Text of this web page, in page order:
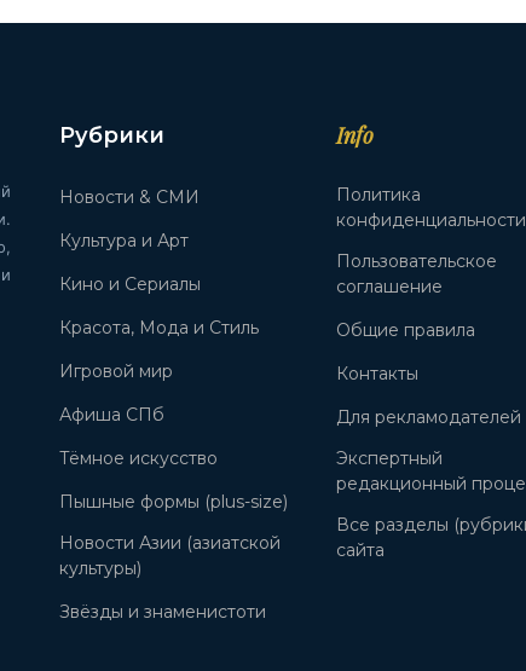
Рубрики
Новости & СМИ
Культура и Арт
Кино и Сериалы
Красота, Мода и Стиль
Игровой мир
Афиша СПб
Тёмное искусство
Пышные формы (plus-size)
Новости Азии (азиатской
культуры)
Звёзды и знаменистоти
Info
Политика
конфиденциальности
Пользовательское
соглашение
Общие правила
Контакты
Для рекламодателей
Экспертный
редакционный
Все разделы
сайта